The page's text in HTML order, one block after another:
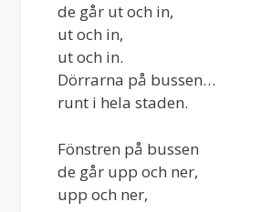
de går ut och in,
ut och in,
ut och in.
Dörrarna på bussen…
runt i hela staden.
Fönstren på bussen
de går upp och ner,
upp och ner,